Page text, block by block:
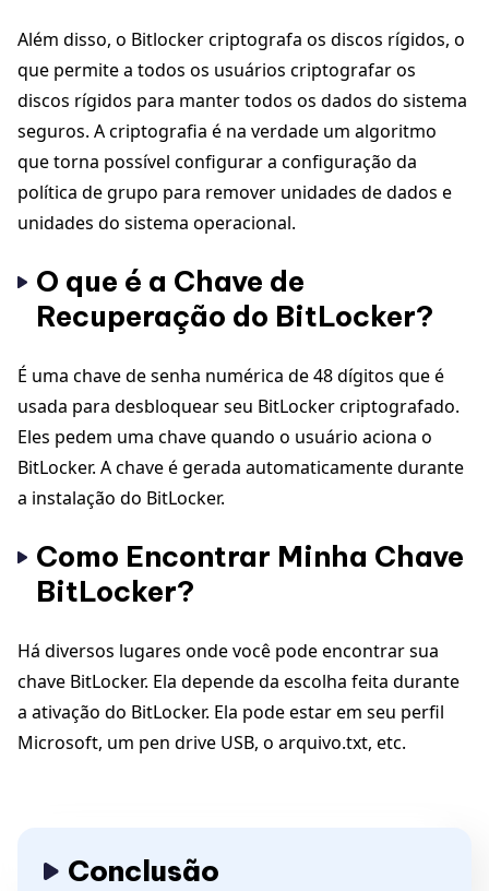
Além disso, o Bitlocker criptografa os discos rígidos, o
que permite a todos os usuários criptografar os
discos rígidos para manter todos os dados do sistema
seguros. A criptografia é na verdade um algoritmo
que torna possível configurar a configuração da
política de grupo para remover unidades de dados e
unidades do sistema operacional.
O que é a Chave de
Recuperação do BitLocker?
É uma chave de senha numérica de 48 dígitos que é
usada para desbloquear seu BitLocker criptografado.
Eles pedem uma chave quando o usuário aciona o
BitLocker. A chave é gerada automaticamente durante
a instalação do BitLocker.
Como Encontrar Minha Chave
BitLocker?
Há diversos lugares onde você pode encontrar sua
chave BitLocker. Ela depende da escolha feita durante
a ativação do BitLocker. Ela pode estar em seu perfil
Microsoft, um pen drive USB, o arquivo.txt, etc.
Conclusão